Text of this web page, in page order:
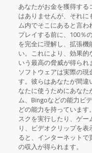
あなたがお金を獲得す
はありませんが、それ
ム内でそこにあると言
プレイする前に、100％
を完全に理解し、拡張
い。これにより、効果
いう最高の脅威が得ら
ソフトウェアは実際の
す。彼らはあなたが間
なたに使うためにあな
ム、Bingoなどの能力ビ
どの能力を持っていま
スクを実行したり、ゲ
り、ビデオクリップを
ると、インターネット
の収入が得られます。